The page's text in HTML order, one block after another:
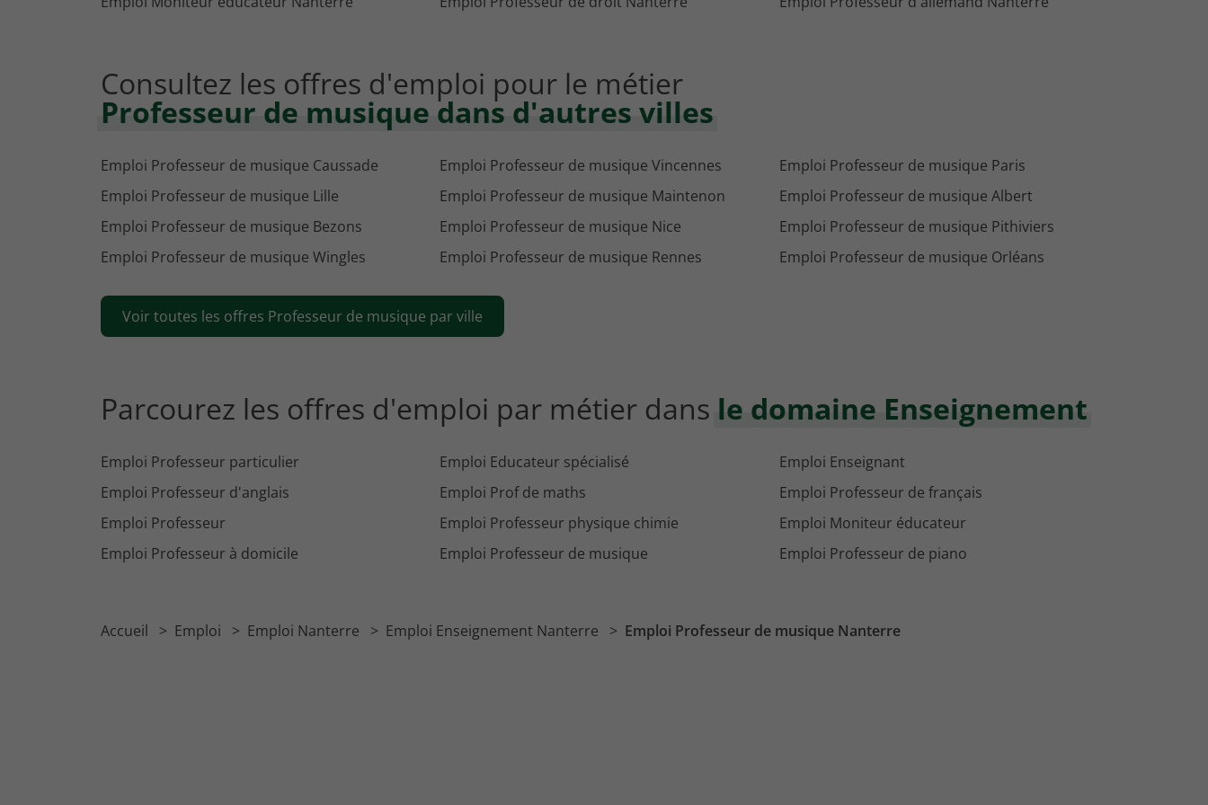
Consultez les offres d'emploi pour le métier
Professeur de musique dans d'autres villes
Emploi Professeur de musique Caussade Emploi Professeur de musique Vincennes
Emploi Professeur de musique Paris
Emploi Professeur de musique Lille
Emploi Professeur de musique Maintenon
Emploi Professeur de musique Albert
Emploi Professeur de musique Bezons
Emploi Professeur de musique Nice
Emploi Professeur de musique Pithiviers
Emploi Professeur de musique Wingles
Emploi Professeur de musique Rennes Emploi Professeur de musique Orléans
Voir toutes les offres Professeur de musique par ville
Parcourez les offres d'emploi par métier dans le domaine Enseignement
Emploi Professeur particulier Emploi Educateur spécialisé
Emploi Enseignant
Emploi Professeur d'anglais
Emploi Prof de maths
Emploi Professeur de français
Emploi Professeur
Emploi Professeur physique chimie
Emploi Moniteur éducateur
Emploi Professeur à domicile
Emploi Professeur de musique Emploi Professeur de piano
Accueil Emploi Emploi Nanterre Emploi Enseignement Nanterre Emploi Professeur de musique Nanterre